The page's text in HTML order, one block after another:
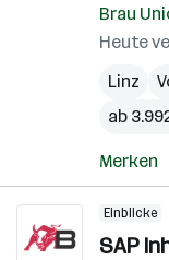
Brau
Heute
Linz
ab
Merken
Einblicke
SAP